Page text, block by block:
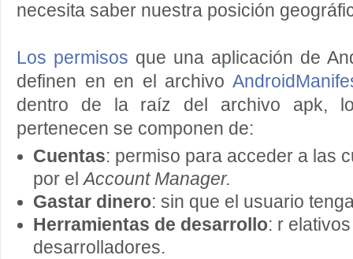
necesita saber nuestra posición
Los permisos que una aplicación de
definen en en el archivo
dentro de la raíz del archivo apk,
pertenecen se componen de:
Cuentas: permiso para acceder a las
por elAccount Manager.
Gastar dinero: sin que el usuario
Herramientas de desarrollo: r
desarrolladores.